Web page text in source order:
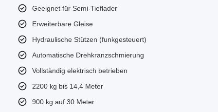
Geeignet für Semi-Tieflader
Erweiterbare Gleise
Hydraulische Stützen (funkgesteuert)
Automatische Drehkranzschmierung
Vollständig elektrisch betrieben
2200 kg bis 14,4 Meter
900 kg auf 30 Meter